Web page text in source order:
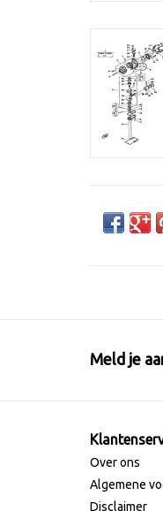
Meld je
Over ons
Algemene
Disclaimer